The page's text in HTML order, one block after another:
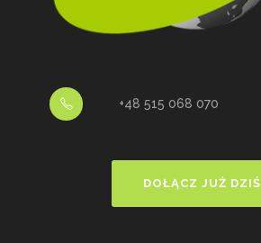
+48 515 068 070
DOŁĄCZ JUŻ DZIŚ